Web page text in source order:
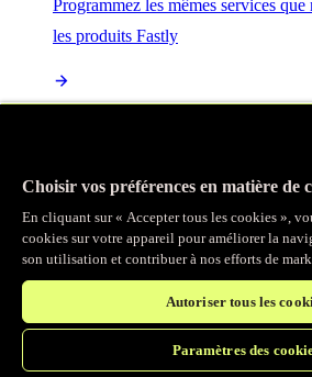
Programmez les mêmes services
les produits Fastly
sur des normes ouvertes et intégrée à
produits Fastly
Accélérez vos charges de travail
Choisir vos préférences en matière de
En cliquant sur « Accepter tous les cookies »,
cookies sur votre appareil pour améliorer la
son utilisation et contribuer à nos efforts de
Autoriser tous les
Paramètres des